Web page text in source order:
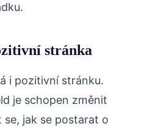
stránka
i pozitivní stránku.
je schopen změnit
se, jak se postarat o